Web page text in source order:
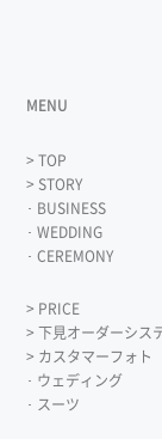
MENU
> TOP
> STORY
･ BUSINESS
･ WEDDING
･ CEREMONY
> PRICE
> 下見オーダーシス
> カスタマーフォト
･ ウェディング
･ スーツ